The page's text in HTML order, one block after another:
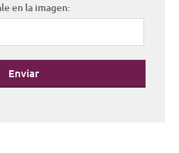
en la imagen:
Enviar